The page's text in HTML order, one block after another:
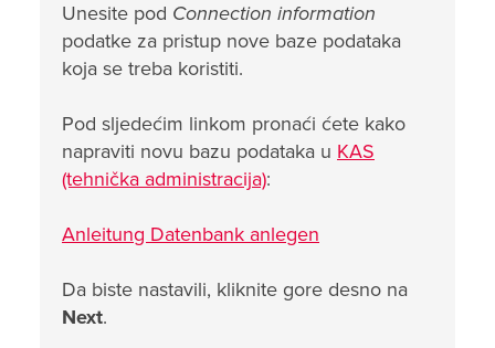
Unesite pod Connection information
podatke za pristup nove baze podataka
koja se treba koristiti.
Pod sljedećim linkom pronaći ćete kako
napraviti novu bazu podataka u KAS
(tehnička administracija):
Anleitung Datenbank anlegen
Da biste nastavili, kliknite gore desno na
Next.